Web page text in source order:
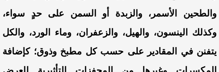
والطحين الأسمر، والزبدة أو السمن على حدٍ سواء،
وكذلك الينسون، والهيل، والزعفران، وماء الورد، والكل
يتفنن في المقادير على حسب كل مطبخ وذوق؛ كإضافة